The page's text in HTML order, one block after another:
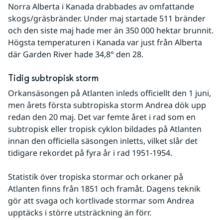
Norra Alberta i Kanada drabbades av omfattande
skogs/gräsbränder. Under maj startade 511 bränder
och den siste maj hade mer än 350 000 hektar brunnit.
Högsta temperaturen i Kanada var just från Alberta
där Garden River hade 34,8° den 28.
Tidig subtropisk storm
Orkansäsongen på Atlanten inleds officiellt den 1 juni,
men årets första subtropiska storm Andrea dök upp
redan den 20 maj. Det var femte året i rad som en
subtropisk eller tropisk cyklon bildades på Atlanten
innan den officiella säsongen inletts, vilket slår det
tidigare rekordet på fyra år i rad 1951-1954.
Statistik över tropiska stormar och orkaner på
Atlanten finns från 1851 och framåt. Dagens teknik
gör att svaga och kortlivade stormar som Andrea
upptäcks i större utsträckning än förr.